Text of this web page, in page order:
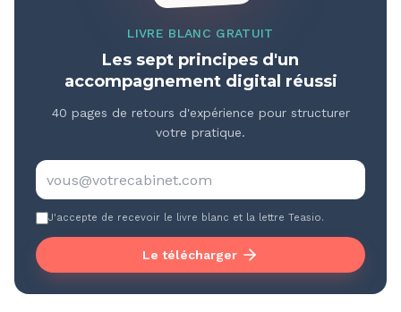
LIVRE BLANC GRATUIT
Les sept principes d'un
accompagnement digital réussi
40 pages de retours d'expérience pour structurer
votre pratique.
J'accepte de recevoir le livre blanc et la lettre Teasio.
Le télécharger